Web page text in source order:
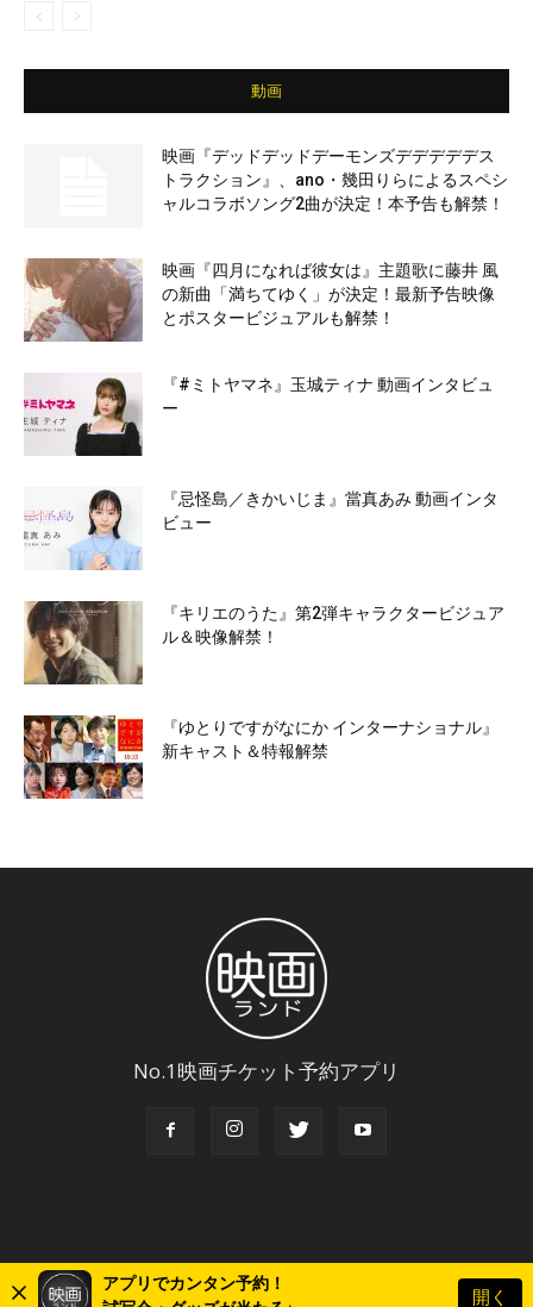
アプリでカンタン予約！
開く
動画
映画『デッドデッドデーモンズデデデデデス
トラクション』、ano・幾田りらによるスペシ
ャルコラボソング2曲が決定！本予告も解禁！
映画『四月になれば彼女は』主題歌に藤井 風
の新曲「満ちてゆく」が決定！最新予告映像
とポスタービジュアルも解禁！
『#ミトヤマネ』玉城ティナ 動画インタビュ
ー
『忌怪島／きかいじま』當真あみ 動画インタ
ビュー
『キリエのうた』第2弾キャラクタービジュア
ル＆映像解禁！
『ゆとりですがなにか インターナショナル』
新キャスト＆特報解禁
No.1映画チケット予約アプリ
© Copyright 2018 Eigaland, inc. All Rights Reserved.